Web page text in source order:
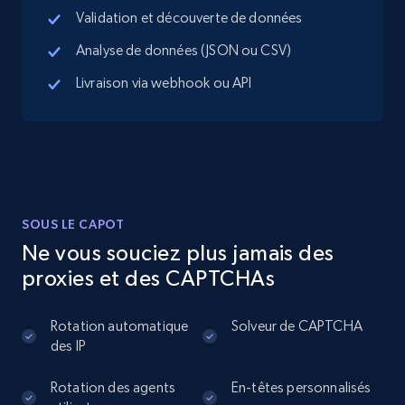
Address, Description, Business details, and
comments, Date posted, Likes, Photos, and
more.
13.2K+ 1.6K+ Essai gratuit
Validation et découverte de données
Analyse de données (JSON ou CSV)
Livraison via webhook ou API
SOUS LE CAPOT
Ne vous souciez plus jamais des
proxies et des CAPTCHAs
Rotation automatique
des IP
Solveur de CAPTCHA
Rotation des agents
En-têtes personnalisés